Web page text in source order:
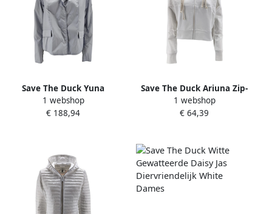
Save The Duck Yuna
Gewatteerde Jas White
Dames
1 webshop
€ 188,94
Save The Duck Ariuna Zip-
Through Sweatshirt White
Dames
1 webshop
€ 64,39